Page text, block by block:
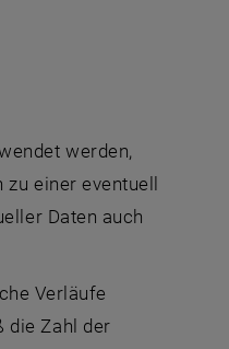
werden,
einer eventuell
Daten auch
Verläufe
die Zahl der